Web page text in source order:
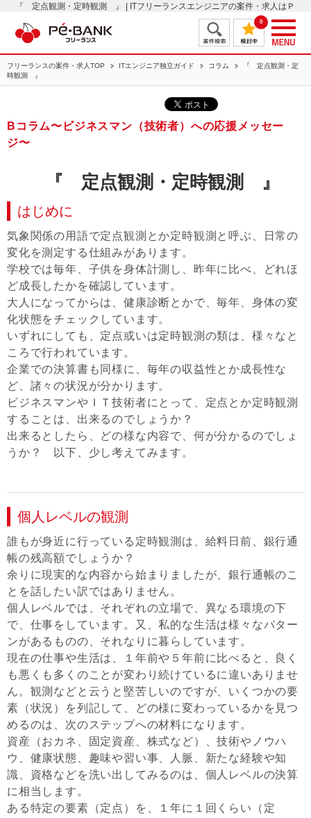
『 定点観測・定時観測 』 | ITフリーランスエンジニアの案件・求人はＰ
0
フリーランスの案件・求人TOP ITエンジニア独立ガイド コラム
『 定点観測・定
時観測 』
Bコラム〜ビジネスマン（技術者）への応援メッセー
ジ〜
『 定点観測・定時観測 』
はじめに
気象関係の用語で定点観測とか定時観測と呼ぶ、日常の
変化を測定する仕組みがあります。
学校では毎年、子供を身体計測し、昨年に比べ、どれほ
ど成長したかを確認しています。
大人になってからは、健康診断とかで、毎年、身体の変
化状態をチェックしています。
いずれにしても、定点或いは定時観測の類は、様々なと
ころで行われています。
企業での決算書も同様に、毎年の収益性とか成長性な
ど、諸々の状況が分かります。
ビジネスマンやＩＴ技術者にとって、定点とか定時観測
することは、出来るのでしょうか？
出来るとしたら、どの様な内容で、何が分かるのでしょ
うか？ 以下、少し考えてみます。
個人レベルの観測
誰もが身近に行っている定時観測は、給料日前、銀行通
帳の残高額でしょうか？
余りに現実的な内容から始まりましたが、銀行通帳のこ
とを話したい訳ではありません。
個人レベルでは、それぞれの立場で、異なる環境の下
で、仕事をしています。又、私的な生活は様々なパター
ンがあるものの、それなりに暮らしています。
現在の仕事や生活は、１年前や５年前に比べると、良く
も悪くも多くのことが変わり続けているに違いありませ
ん。観測などと云うと堅苦しいのですが、いくつかの要
素（状況）を列記して、どの様に変わっているかを見つ
めるのは、次のステップへの材料になります。
資産（おカネ、固定資産、株式など）、技術やノウハ
ウ、健康状態、趣味や習い事、人脈、新たな経験や知
識、資格などを洗い出してみるのは、個人レベルの決算
に相当します。
ある特定の要素（定点）を、１年に１回くらい（定